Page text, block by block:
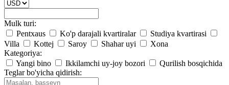
Mulk turi:
Pentxaus
Ko'p darajali kvartiralar
Studiya kvartirasi
Villa
Kottej Saroy Shahar uyi
Xona
Kategoriya:
Yangi bino
Ikkilamchi uy-joy bozori
Qurilish bosqichida
Teglar bo'yicha qidirish: